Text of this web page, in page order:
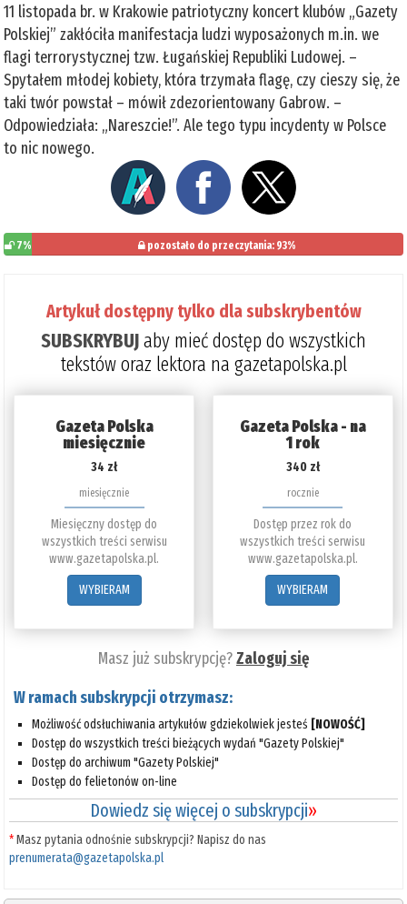
11 listopada br. w Krakowie patriotyczny koncert klubów „Gazety
Polskiej” zakłóciła manifestacja ludzi wyposażonych m.in. we
flagi terrorystycznej tzw. Ługańskiej Republiki Ludowej. –
Spytałem młodej kobiety, która trzymała flagę, czy cieszy się, że
taki twór powstał – mówił zdezorientowany Gabrow. –
Odpowiedziała: „Nareszcie!”. Ale tego typu incydenty w Polsce
to nic nowego.
7% pozostało do przeczytania: 93%
Artykuł dostępny tylko dla subskrybentów
SUBSKRYBUJaby mieć dostęp do wszystkich
tekstów oraz lektora na gazetapolska.pl
Gazeta Polska
miesięcznie
34 zł
miesięcznie
Miesięczny dostęp do
wszystkich treści serwisu
www.gazetapolska.pl.
WYBIERAM
Gazeta Polska - na
1 rok
340 zł
rocznie
Dostęp przez rok do
wszystkich treści serwisu
www.gazetapolska.pl.
WYBIERAM
Masz już subskrypcję?Zaloguj się
W ramach subskrypcji otrzymasz:
Możliwość odsłuchiwania artykułów gdziekolwiek jesteś [NOWOŚĆ]
Dostęp do wszystkich treści bieżących wydań "Gazety Polskiej"
Dostęp do archiwum "Gazety Polskiej"
Dostęp do felietonów on-line
Dowiedz się więcej o subskrypcji»
*Masz pytania odnośnie subskrypcji? Napisz do nas
prenumerata@gazetapolska.pl